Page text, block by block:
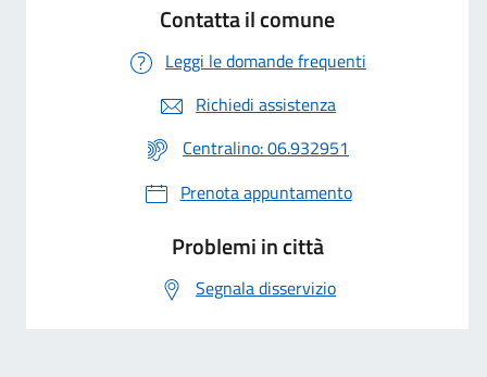
Contatta il comune
Leggi le domande frequenti
Richiedi assistenza
Centralino: 06.932951
Prenota appuntamento
Problemi in città
Segnala disservizio